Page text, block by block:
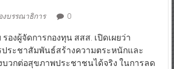
งบรรณาธิการ 0
องผู้จัดการกองทุน สสส. เปิดเผยว่า
ระชาสัมพันธ์สร้างความตระหนักและ
บวกต่อสุขภาพประชาชนได้จริง ในการลด